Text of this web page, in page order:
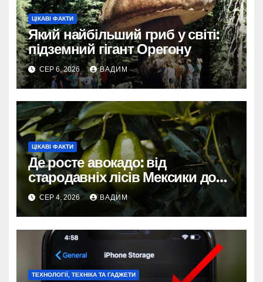
ЦІКАВІ ФАКТИ
Який найбільший гриб у світі:
підземний гігант Орегону
СЕР 6, 2026 ВАДИМ
ЦІКАВІ ФАКТИ
Де росте авокадо: від
стародавніх лісів Мексики до
сучасних плантацій світу
СЕР 4, 2026 ВАДИМ
ТЕХНОЛОГІЇ, ТЕХНІКА ТА ГАДЖЕТИ